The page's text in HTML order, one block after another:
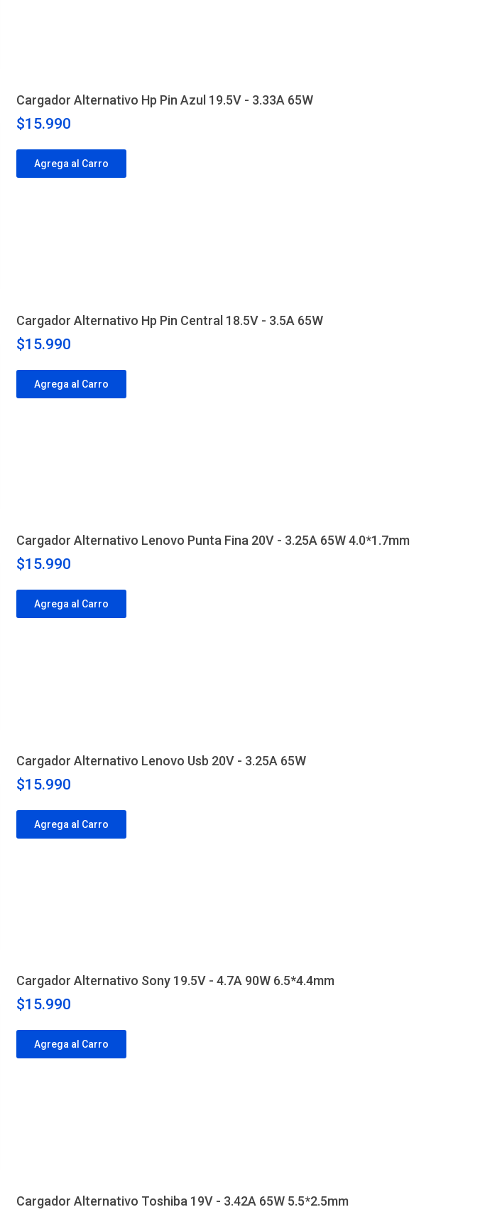
Cargador Alternativo Hp Pin Azul 19.5V - 3.33A 65W
$15.990
Agrega al Carro
Cargador Alternativo Hp Pin Central 18.5V - 3.5A 65W
$15.990
Agrega al Carro
Cargador Alternativo Lenovo Punta Fina 20V - 3.25A 65W 4.0*1.7mm
$15.990
Agrega al Carro
Cargador Alternativo Lenovo Usb 20V - 3.25A 65W
$15.990
Agrega al Carro
Cargador Alternativo Sony 19.5V - 4.7A 90W 6.5*4.4mm
$15.990
Agrega al Carro
Cargador Alternativo Toshiba 19V - 3.42A 65W 5.5*2.5mm